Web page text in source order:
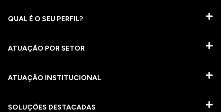
QUAL É O SEU PERFIL?
ATUAÇÃO POR SETOR
ATUAÇÃO INSTITUCIONAL
SOLUÇÕES DESTACADAS